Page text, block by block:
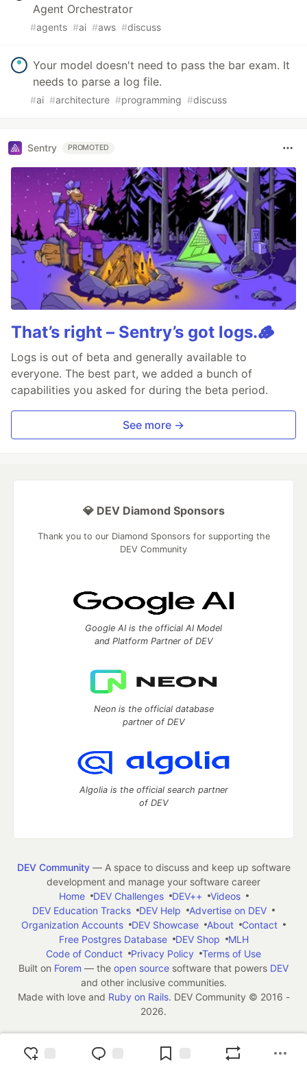
Agent Orchestrator
#agents #ai #aws #discuss
Your model doesn't need to pass the bar exam. It
needs to parse a log file.
#ai #architecture #programming #discuss
Sentry PROMOTED
That’s right – Sentry’s got logs.🪵
Logs is out of beta and generally available to
everyone. The best part, we added a bunch of
capabilities you asked for during the beta period.
See more →
💎 DEV Diamond Sponsors
Thank you to our Diamond Sponsors for supporting the
DEV Community
Google AI is the official AI Model
and Platform Partner of DEV
Neon is the official database
partner of DEV
Algolia is the official search partner
of DEV
DEV Community— A space to discuss and keep up software
development and manage your software career
Home
DEV Challenges DEV++
Videos
DEV Education Tracks
DEV Help
Advertise on DEV
Organization Accounts
DEV Showcase About
Contact
Free Postgres Database
DEV Shop
MLH
Code of Conduct
Privacy Policy
Terms of Use
Built on Forem — the open source software that powers DEV
and other inclusive communities.
Made with love and Ruby on Rails. DEV Community © 2016 -
2026.